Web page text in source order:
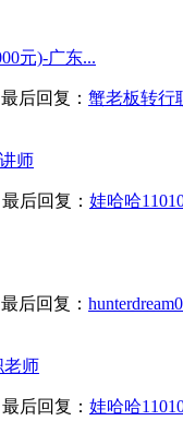
元)-广东...
最后回复： 蟹老板转行
师
最后回复： 娃哈哈1101
最后回复： hunterdream
老师
最后回复： 娃哈哈1101